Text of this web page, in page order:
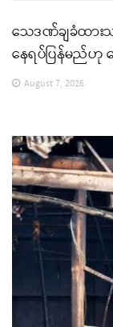
သေဒဏ်ချခံထား
နေရပ်ပြန်မည်ဟု
August 7, 2026